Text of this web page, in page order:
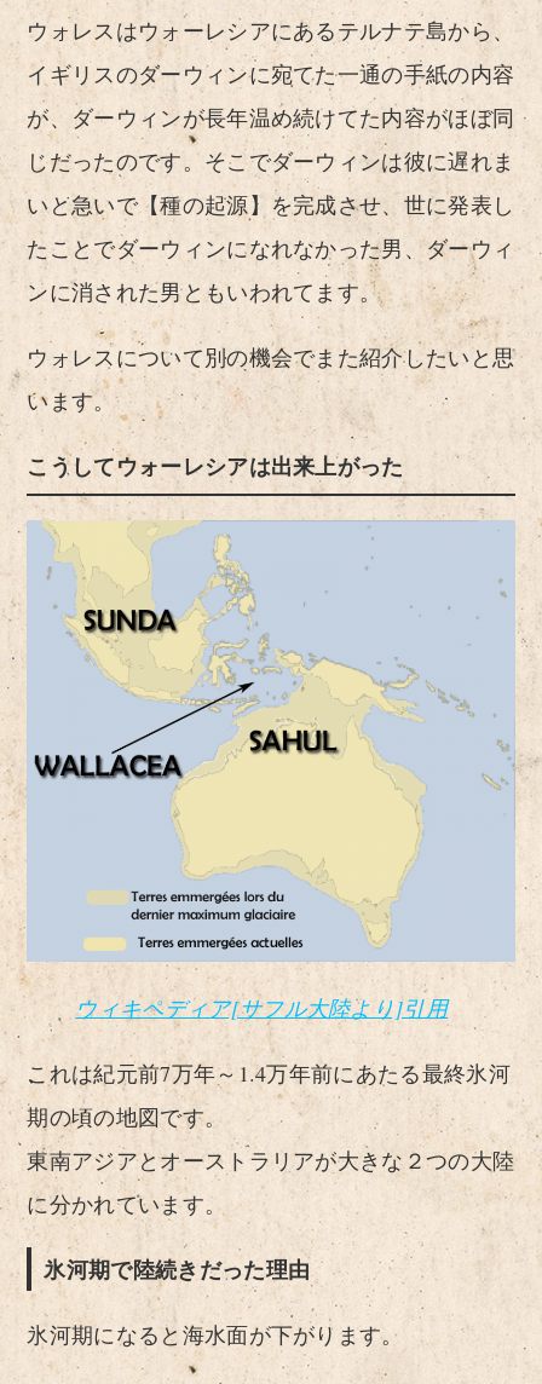
ウォレスはウォーレシアにあるテルナテ島から、
イギリスのダーウィンに宛てた一通の手紙の内容
が、ダーウィンが長年温め続けてた内容がほぼ同
じだったのです。そこでダーウィンは彼に遅れま
いと急いで【種の起源】を完成させ、世に発表し
たことでダーウィンになれなかった男、ダーウィ
ンに消された男ともいわれてます。
ウォレスについて別の機会でまた紹介したいと思
います。
こうしてウォーレシアは出来上がった
ウィキペディア[サフル大陸より]引用
これは紀元前7万年～1.4万年前にあたる最終氷河
期の頃の地図です。
東南アジアとオーストラリアが大きな２つの大陸
に分かれています。
氷河期で陸続きだった理由
氷河期になると海水面が下がります。